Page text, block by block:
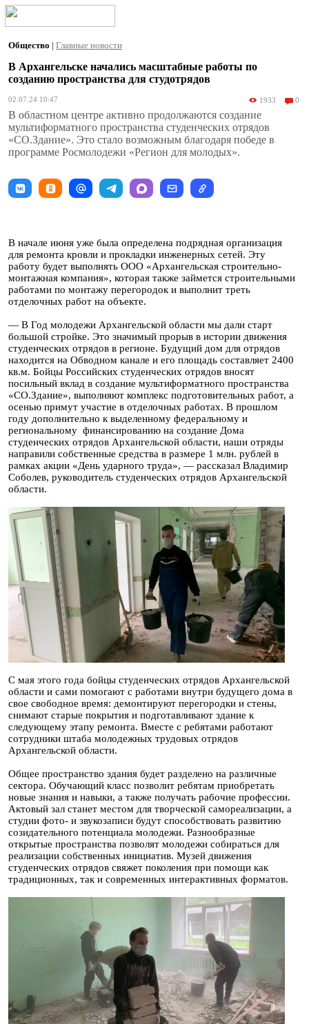
Общество | Главные новости
В Архангельске начались масштабные работы по
созданию пространства для студотрядов
02.07.24 10:47 1933 0
В областном центре активно продолжаются создание
мультиформатного пространства студенческих отрядов
«СО.Здание». Это стало возможным благодаря победе в
программе Росмолодежи «Регион для молодых».
В начале июня уже была определена подрядная организация
для ремонта кровли и прокладки инженерных сетей. Эту
работу будет выполнять ООО «Архангельская строительно-
монтажная компания», которая также займется строительными
работами по монтажу перегородок и выполнит треть
отделочных работ на объекте.
— В Год молодежи Архангельской области мы дали старт
большой стройке. Это значимый прорыв в истории движения
студенческих отрядов в регионе. Будущий дом для отрядов
находится на Обводном канале и его площадь составляет 2400
кв.м. Бойцы Российских студенческих отрядов вносят
посильный вклад в создание мультиформатного пространства
«СО.Здание», выполняют комплекс подготовительных работ, а
осенью примут участие в отделочных работах. В прошлом
году дополнительно к выделенному федеральному и
региональному финансированию на создание Дома
студенческих отрядов Архангельской области, наши отряды
направили собственные средства в размере 1 млн. рублей в
рамках акции «День ударного труда», — рассказал Владимир
Соболев, руководитель студенческих отрядов Архангельской
области.
С мая этого года бойцы студенческих отрядов Архангельской
области и сами помогают с работами внутри будущего дома в
свое свободное время: демонтируют перегородки и стены,
снимают старые покрытия и подготавливают здание к
следующему этапу ремонта. Вместе с ребятами работают
сотрудники штаба молодежных трудовых отрядов
Архангельской области.
Общее пространство здания будет разделено на различные
сектора. Обучающий класс позволит ребятам приобретать
новые знания и навыки, а также получать рабочие профессии.
Актовый зал станет местом для творческой самореализации, а
студии фото- и звукозаписи будут способствовать развитию
созидательного потенциала молодежи. Разнообразные
открытые пространства позволят молодежи собираться для
реализации собственных инициатив. Музей движения
студенческих отрядов свяжет поколения при помощи как
традиционных, так и современных интерактивных форматов.